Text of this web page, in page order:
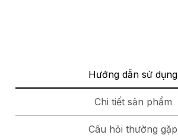
Hướng dẫn sử dụng
Chi tiết sản phẩm
Câu hỏi thường gặp